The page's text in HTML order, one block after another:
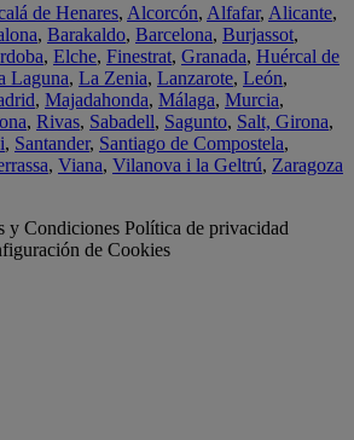
de Henares, Alcorcón, Alfafar, Alicante,
, Barakaldo, Barcelona, Burjassot,
, Elche, Finestrat, Granada, Huércal de
Laguna, La Zenia, Lanzarote, León,
, Majadahonda, Málaga, Murcia,
, Rivas, Sabadell, Sagunto, Salt, Girona,
, Santander, Santiago de Compostela,
, Viana, Vilanova i la Geltrú, Zaragoza
y Condiciones Política de privacidad
de Cookies